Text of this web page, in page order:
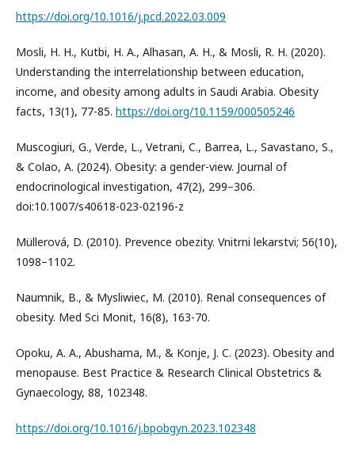
https://doi.org/10.1016/j.pcd.2022.03.009
Mosli, H. H., Kutbi, H. A., Alhasan, A. H., & Mosli, R. H. (2020).
Understanding the interrelationship between education,
income, and obesity among adults in Saudi Arabia. Obesity
facts, 13(1), 77-85. https://doi.org/10.1159/000505246
Muscogiuri, G., Verde, L., Vetrani, C., Barrea, L., Savastano, S.,
& Colao, A. (2024). Obesity: a gender-view. Journal of
endocrinological investigation, 47(2), 299–306.
doi:10.1007/s40618-023-02196-z
Müllerová, D. (2010). Prevence obezity. Vnitrni lekarstvi; 56(10),
1098–1102.
Naumnik, B., & Mysliwiec, M. (2010). Renal consequences of
obesity. Med Sci Monit, 16(8), 163-70.
Opoku, A. A., Abushama, M., & Konje, J. C. (2023). Obesity and
menopause. Best Practice & Research Clinical Obstetrics &
Gynaecology, 88, 102348.
https://doi.org/10.1016/j.bpobgyn.2023.102348